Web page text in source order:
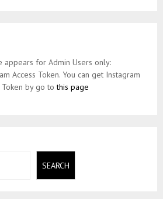
appears for Admin Users only:
Access Token. You can get Instagram
Token by go tothis page
SEARCH